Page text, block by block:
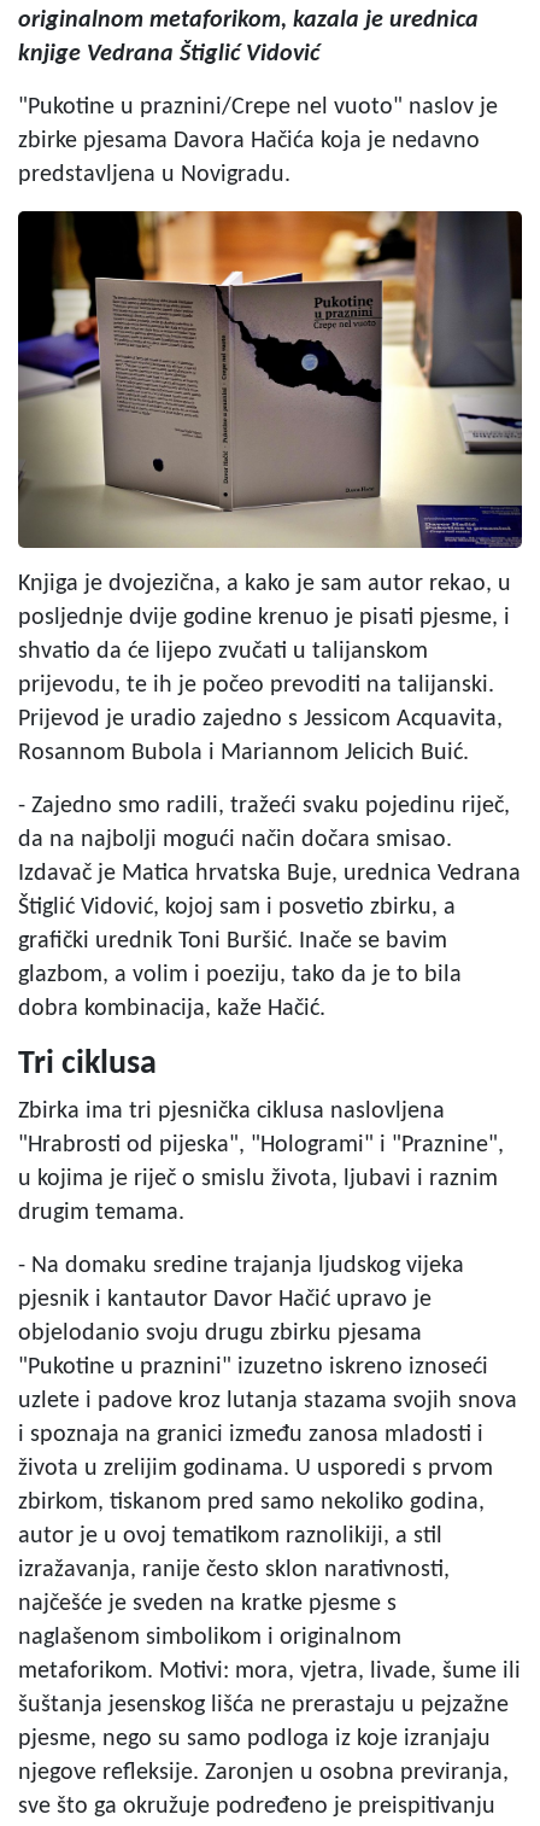
originalnom metaforikom, kazala je urednica
knjige Vedrana Štiglić Vidović
"Pukotine u praznini/Crepe nel vuoto" naslov je
zbirke pjesama Davora Hačića koja je nedavno
predstavljena u Novigradu.
Knjiga je dvojezična, a kako je sam autor rekao, u
posljednje dvije godine krenuo je pisati pjesme, i
shvatio da će lijepo zvučati u talijanskom
prijevodu, te ih je počeo prevoditi na talijanski.
Prijevod je uradio zajedno s Jessicom Acquavita,
Rosannom Bubola i Mariannom Jelicich Buić.
- Zajedno smo radili, tražeći svaku pojedinu riječ,
da na najbolji mogući način dočara smisao.
Izdavač je Matica hrvatska Buje, urednica Vedrana
Štiglić Vidović, kojoj sam i posvetio zbirku, a
grafički urednik Toni Buršić. Inače se bavim
glazbom, a volim i poeziju, tako da je to bila
dobra kombinacija, kaže Hačić.
Tri ciklusa
Zbirka ima tri pjesnička ciklusa naslovljena
"Hrabrosti od pijeska", "Hologrami" i "Praznine",
u kojima je riječ o smislu života, ljubavi i raznim
drugim temama.
- Na domaku sredine trajanja ljudskog vijeka
pjesnik i kantautor Davor Hačić upravo je
objelodanio svoju drugu zbirku pjesama
"Pukotine u praznini" izuzetno iskreno iznoseći
uzlete i padove kroz lutanja stazama svojih snova
i spoznaja na granici između zanosa mladosti i
života u zrelijim godinama. U usporedi s prvom
zbirkom, tiskanom pred samo nekoliko godina,
autor je u ovoj tematikom raznolikiji, a stil
izražavanja, ranije često sklon narativnosti,
najčešće je sveden na kratke pjesme s
naglašenom simbolikom i originalnom
metaforikom. Motivi: mora, vjetra, livade, šume ili
šuštanja jesenskog lišća ne prerastaju u pejzažne
pjesme, nego su samo podloga iz koje izranjaju
njegove refleksije. Zaronjen u osobna previranja,
sve što ga okružuje podređeno je preispitivanju